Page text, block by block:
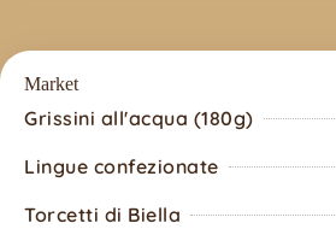
Market
Grissini all'acqua (180g)
Lingue confezionate
Torcetti di Biella